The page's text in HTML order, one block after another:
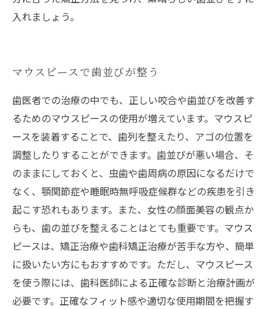
入れましょう。
マウスピースで歯並びが整う
歯医者での治療の中でも、正しい咬合や歯並びを改善す
るためのマウスピースの使用が増えています。マウスピ
ースを装着することで、歯列を整えたり、アゴの位置を
調整したりすることができます。歯並びが悪い場合、そ
のままにしておくと、虫歯や歯周病の原因になるだけで
なく、顎関節症や睡眠時無呼吸症候群などの疾患を引き
起こす恐れもあります。また、女性の顔面美容の観点か
らも、歯の並びを整えることはとても重要です。マウス
ピースは、矯正治療や歯科矯正治療が苦手な方や、簡単
に扱いたい方にもおすすめです。ただし、マウスピース
を使う際には、歯科医師による正確な診断と治療計画が
必要です。正確なフィット感や適切な使用期間を把握す